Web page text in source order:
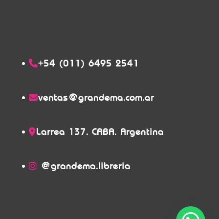
+54 (011) 6495 2541
ventas@grandema.com.ar
Larrea 137. CABA. Argentina
@grandema.libreria